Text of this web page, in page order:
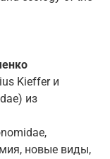
Kieffer и
из
новые виды,